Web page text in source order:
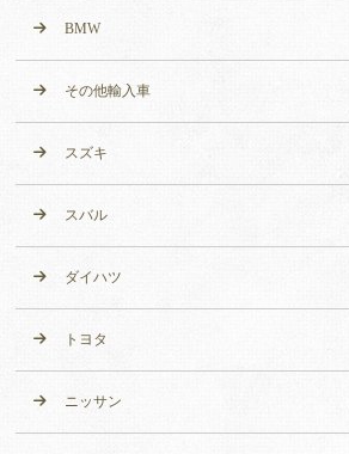
BMW
その他輸入車
スズキ
スバル
ダイハツ
トヨタ
ニッサン